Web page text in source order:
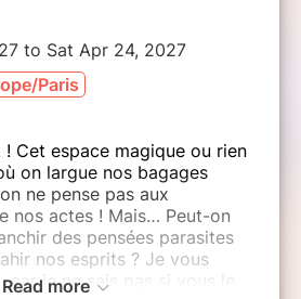
to Sat Apr 24, 2027
Paris
Cet espace magique ou rien
on largue nos bagages
ne pense pas aux
nos actes ! Mais… Peut-on
des pensées parasites
nos esprits ? Je vous
car je ne sais pas si vous le
Read more